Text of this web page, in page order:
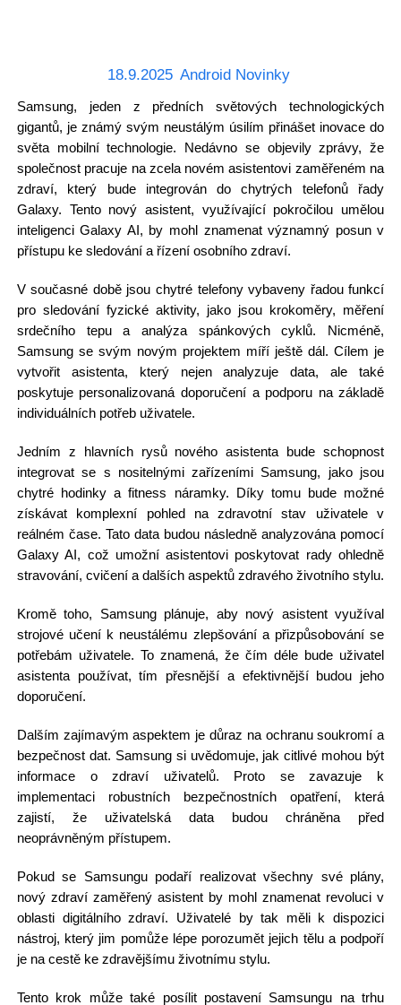
18.9.2025 Android Novinky
Samsung, jeden z předních světových technologických
gigantů, je známý svým neustálým úsilím přinášet inovace do
světa mobilní technologie. Nedávno se objevily zprávy, že
společnost pracuje na zcela novém asistentovi zaměřeném na
zdraví, který bude integrován do chytrých telefonů řady
Galaxy. Tento nový asistent, využívající pokročilou umělou
inteligenci Galaxy AI, by mohl znamenat významný posun v
přístupu ke sledování a řízení osobního zdraví.
V současné době jsou chytré telefony vybaveny řadou funkcí
pro sledování fyzické aktivity, jako jsou krokoměry, měření
srdečního tepu a analýza spánkových cyklů. Nicméně,
Samsung se svým novým projektem míří ještě dál. Cílem je
vytvořit asistenta, který nejen analyzuje data, ale také
poskytuje personalizovaná doporučení a podporu na základě
individuálních potřeb uživatele.
Jedním z hlavních rysů nového asistenta bude schopnost
integrovat se s nositelnými zařízeními Samsung, jako jsou
chytré hodinky a fitness náramky. Díky tomu bude možné
získávat komplexní pohled na zdravotní stav uživatele v
reálném čase. Tato data budou následně analyzována pomocí
Galaxy AI, což umožní asistentovi poskytovat rady ohledně
stravování, cvičení a dalších aspektů zdravého životního stylu.
Kromě toho, Samsung plánuje, aby nový asistent využíval
strojové učení k neustálému zlepšování a přizpůsobování se
potřebám uživatele. To znamená, že čím déle bude uživatel
asistenta používat, tím přesnější a efektivnější budou jeho
doporučení.
Dalším zajímavým aspektem je důraz na ochranu soukromí a
bezpečnost dat. Samsung si uvědomuje, jak citlivé mohou být
informace o zdraví uživatelů. Proto se zavazuje k
implementaci robustních bezpečnostních opatření, která
zajistí, že uživatelská data budou chráněna před
neoprávněným přístupem.
Pokud se Samsungu podaří realizovat všechny své plány,
nový zdraví zaměřený asistent by mohl znamenat revoluci v
oblasti digitálního zdraví. Uživatelé by tak měli k dispozici
nástroj, který jim pomůže lépe porozumět jejich tělu a podpoří
je na cestě ke zdravějšímu životnímu stylu.
Tento krok může také posílit postavení Samsungu na trhu